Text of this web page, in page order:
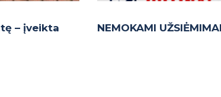
– įveikta
NEMOKAMI